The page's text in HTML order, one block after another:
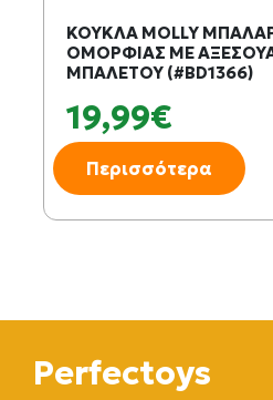
ΚΟΥΚΛΑ MOLLY
ΟΜΟΡΦΙΑΣ ΜΕ
ΜΠΑΛΕΤΟΥ (#BD1366)
19,99€
Περισσότερα
Perfectoys